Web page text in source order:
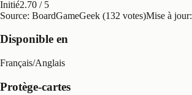
Initié2.70 / 5
Source: BoardGameGeek (132 votes)Mise à jour:
Disponible en
Français/Anglais
Protège-cartes